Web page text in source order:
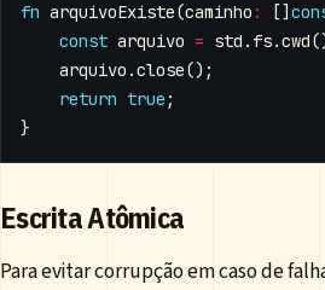
fn arquivoExiste(caminho : []
const arquivo = std . fs.cwd
arquivo .close();
return true ;
}
Escrita Atômica
Para evitar corrupção em caso de